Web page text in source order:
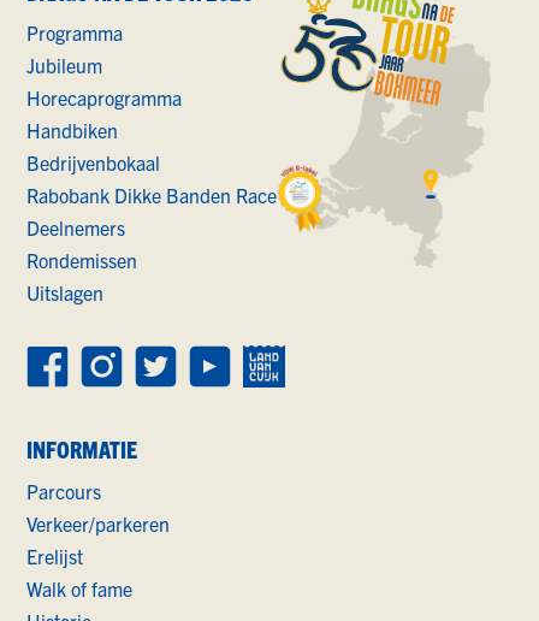
Programma
Jubileum
Horecaprogramma
Handbiken
Bedrijvenbokaal
Rabobank Dikke Banden Race
Deelnemers
Rondemissen
Uitslagen
INFORMATIE
Parcours
Verkeer/parkeren
Erelijst
Walk of fame